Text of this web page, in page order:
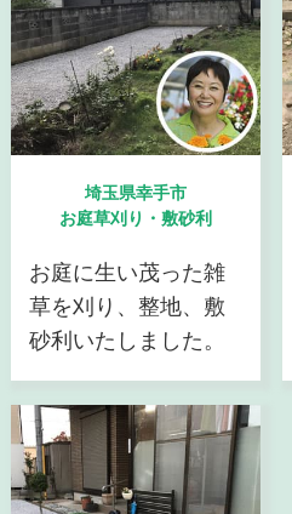
埼玉県幸手市
お庭草刈り・敷砂利
お庭に生い茂った雑
草を刈り、整地、敷
砂利いたしました。